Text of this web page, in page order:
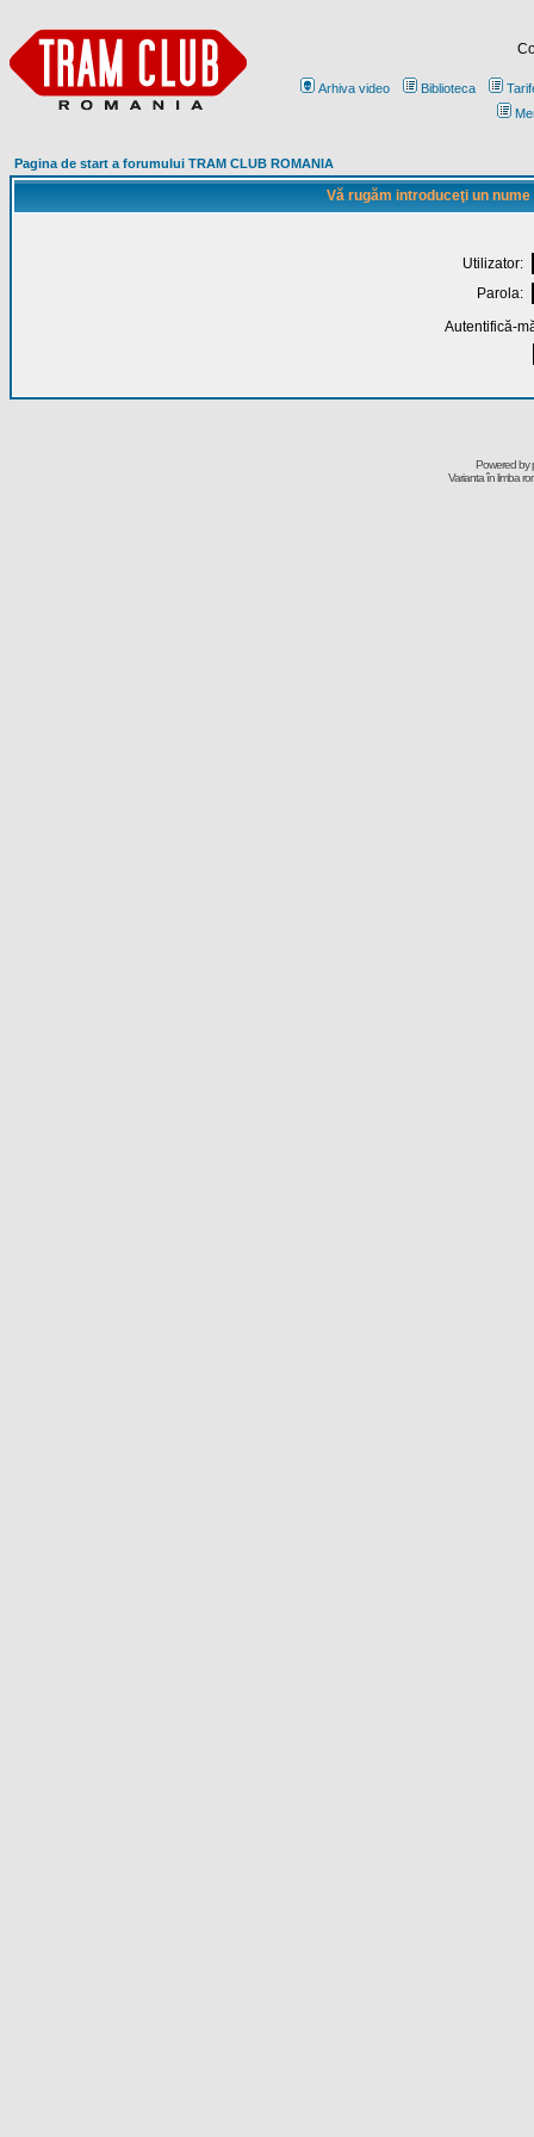
Arhiva video Biblioteca
Pagina de start a forumului TRAM CLUB ROMANIA
Vă rugăm introduceţi un
Utilizator:
Parola:
Autentifică-
Powered by
Varianta în limba